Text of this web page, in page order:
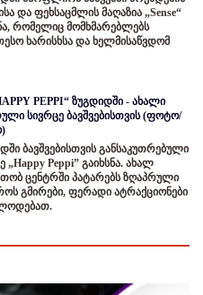
და ფეხსაცმლის მაღაზია „Sense“
რომელიც მომხმარებლებს
ხარისხსა და ხელმისაწვდომ
PEPPI“ ზუგდიდში - ახალი
სივრცე ბავშვებისთვის (ფოტო/
ბავშვებისთვის განსაკუთრებული
„Happy Peppi” გაიხსნა. ახალ
ცენტრში პატარებს ზღაპრული
გმირები, ფერადი ატრაქციონები